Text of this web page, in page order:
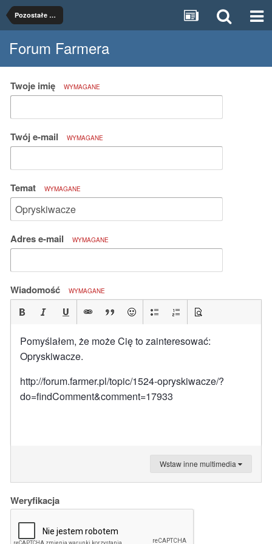
Pozostałe maszyny rolnicze
Forum Farmera
Twoje imię WYMAGANE
Twój e-mail WYMAGANE
Temat WYMAGANE
Adres e-mail WYMAGANE
Wiadomość WYMAGANE
Pomyślałem, że może Cię to zainteresować:
Opryskiwacze.
http://forum.farmer.pl/topic/1524-opryskiwacze/?
do=findComment&comment=17933
Wstaw inne multimedia
Weryfikacja